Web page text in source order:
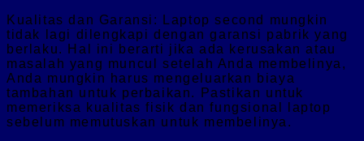
Kualitas dan Garansi: Laptop second mungkin
tidak lagi dilengkapi dengan garansi pabrik yang
berlaku. Hal ini berarti jika ada kerusakan atau
masalah yang muncul setelah Anda membelinya,
Anda mungkin harus mengeluarkan biaya
tambahan untuk perbaikan. Pastikan untuk
memeriksa kualitas fisik dan fungsional laptop
sebelum memutuskan untuk membelinya.